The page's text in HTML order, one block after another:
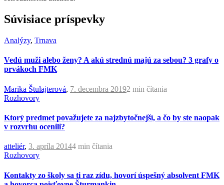
Súvisiace príspevky
Analýzy, Trnava
Vedú muži alebo ženy? A akú strednú majú za sebou? 3 grafy o
prvákoch FMK
Marika Štulajterová, 7. decembra 20192 min čítania
Rozhovory
Ktorý predmet považujete za najzbytočnejší, a čo by ste naopak
v rozvrhu ocenili?
atteliér, 3. apríla 20144 min čítania
Rozhovory
Kontakty zo školy sa ti raz zídu, hovorí úspešný absolvent FMK